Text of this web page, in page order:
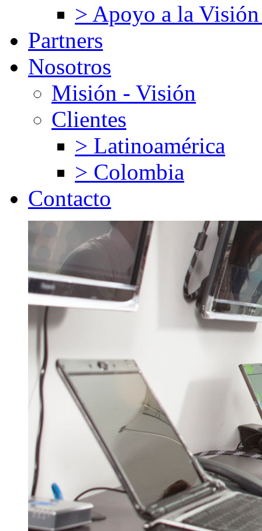
> Apoyo a la
Partners
Nosotros
Misión - Visión
Clientes
> Latinoamérica
> Colombia
Contacto